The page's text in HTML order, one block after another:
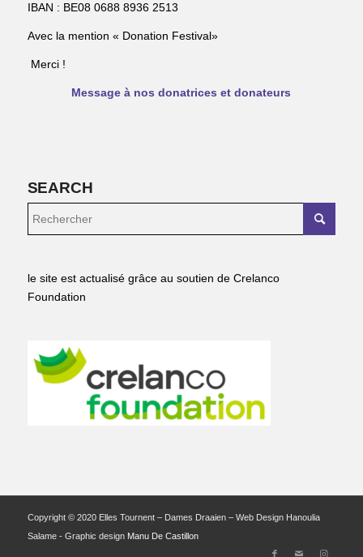
IBAN : BE08 0688 8936 2513
Avec la mention « Donation Festival»
Merci !
Message à nos donatrices et donateurs
SEARCH
le site est actualisé grâce au soutien de Crelanco
Foundation
Copyright © 2020 Elles Tournent – Dames Draaien – Web Design Hanoulia
Salame - Graphic design Manu De Castillon